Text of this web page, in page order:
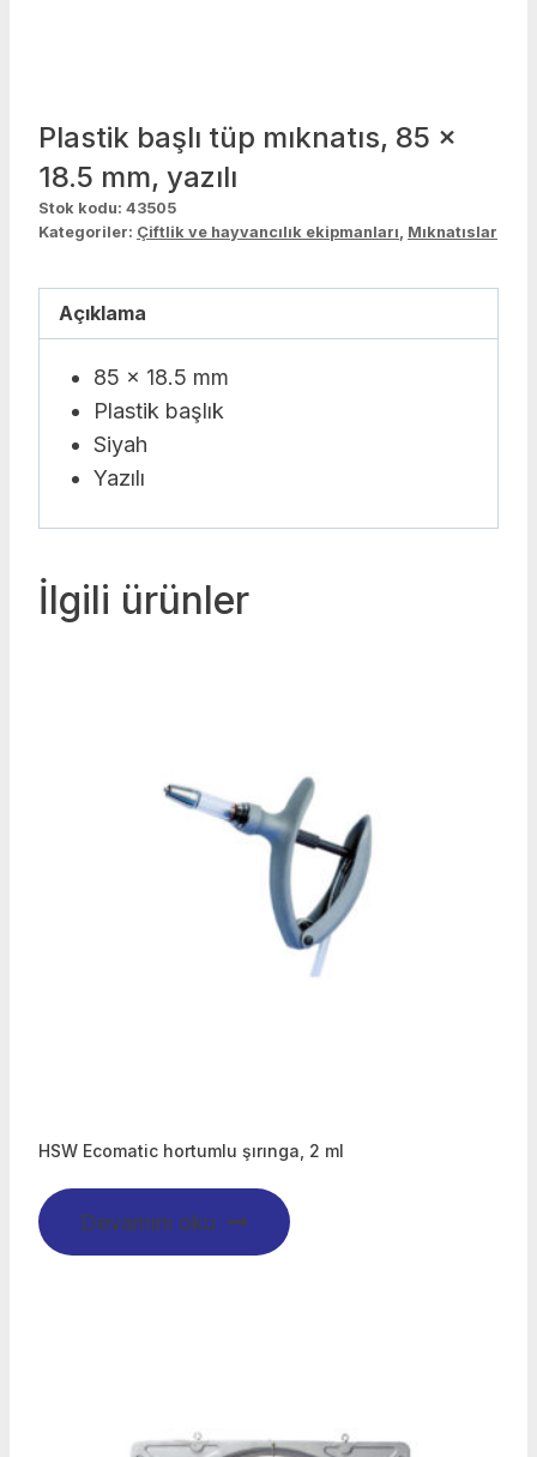
Plastik başlı tüp mıknatıs, 85 x
18.5 mm, yazılı
Stok kodu: 43505
Kategoriler: Çiftlik ve hayvancılık ekipmanları, Mıknatıslar
Açıklama
85 x 18.5 mm
Plastik başlık
Siyah
Yazılı
İlgili ürünler
HSW Ecomatic hortumlu şırınga, 2 ml
Devamını oku